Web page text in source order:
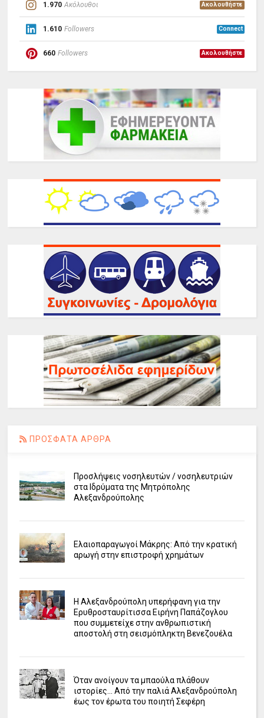
1.970 Ακόλουθοι Ακολουθήστε
1.610 Followers Connect
660 Followers Ακολουθήστε
ΠΡΟΣΦΑΤΑ ΑΡΘΡΑ
Προσλήψεις νοσηλευτών / νοσηλευτριών
στα Ιδρύματα της Μητρόπολης
Αλεξανδρούπολης
Ελαιοπαραγωγοί Μάκρης: Από την κρατική
αρωγή στην επιστροφή χρημάτων
Η Αλεξανδρούπολη υπερήφανη για την
Ερυθροσταυρίτισσα Ειρήνη Παπάζογλου
που συμμετείχε στην ανθρωπιστική
αποστολή στη σεισμόπληκτη Βενεζουέλα
Όταν ανοίγουν τα μπαούλα πλάθουν
ιστορίες... Από την παλιά Αλεξανδρούπολη
έως τον έρωτα του ποιητή Σεφέρη